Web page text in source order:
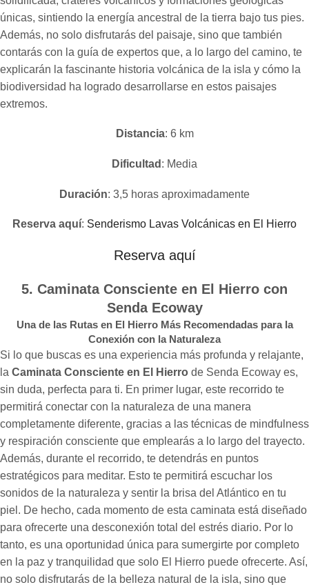
únicas, sintiendo la energía ancestral de la tierra bajo tus pies.
Además, no solo disfrutarás del paisaje, sino que también
contarás con la guía de expertos que, a lo largo del camino, te
explicarán la fascinante historia volcánica de la isla y cómo la
biodiversidad ha logrado desarrollarse en estos paisajes
extremos.
Distancia: 6 km
Dificultad : Media
Duración: 3,5 horas aproximadamente
Reserva aquí: Senderismo Lavas Volcánicas en El Hierro
Reserva aquí
5. Caminata Consciente en El Hierro con
Senda Ecoway
Una de las Rutas en El Hierro Más Recomendadas para la
Conexión con la Naturaleza
Si lo que buscas es una experiencia más profunda y relajante,
la Caminata Consciente en El Hierro de Senda Ecoway es,
sin duda, perfecta para ti. En primer lugar, este recorrido te
permitirá conectar con la naturaleza de una manera
completamente diferente, gracias a las técnicas de mindfulness
y respiración consciente que emplearás a lo largo del trayecto.
Además, durante el recorrido, te detendrás en puntos
estratégicos para meditar. Esto te permitirá escuchar los
sonidos de la naturaleza y sentir la brisa del Atlántico en tu
piel. De hecho, cada momento de esta caminata está diseñado
para ofrecerte una desconexión total del estrés diario. Por lo
tanto, es una oportunidad única para sumergirte por completo
en la paz y tranquilidad que solo El Hierro puede ofrecerte. Así,
no solo disfrutarás de la belleza natural de la isla, sino que